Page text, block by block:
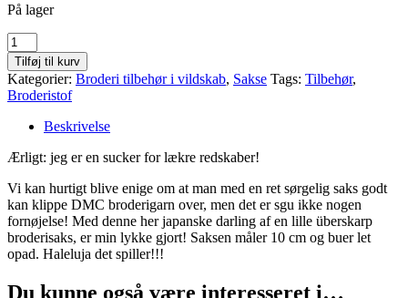
På lager
Broderistens
luksus
broderisaks
(KAI)
antal
Tilføj til kurv
Kategorier: Broderi tilbehør i vildskab, Sakse Tags: Tilbehør,
Broderistof
Beskrivelse
Ærligt: jeg er en sucker for lækre redskaber!
Vi kan hurtigt blive enige om at man med en ret sørgelig saks godt
kan klippe DMC broderigarn over, men det er sgu ikke nogen
fornøjelse! Med denne her japanske darling af en lille überskarp
broderisaks, er min lykke gjort! Saksen måler 10 cm og buer let
opad. Haleluja det spiller!!!
Du kunne også være interesseret i…